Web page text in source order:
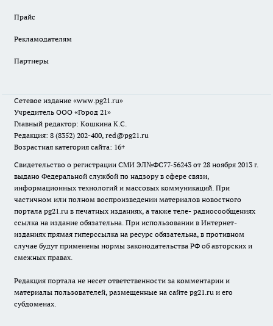
Прайс
Рекламодателям
Партнеры
Сетевое издание «www.pg21.ru»
Учредитель ООО «Город 21»
Главный редактор: Кошкина К.С.
Редакция: 8 (8352) 202-400, red@pg21.ru
Возрастная категория сайта: 16+
Свидетельство о регистрации СМИ ЭЛ№ФС77-56243 от 28 ноября 2013 г.
выдано Федеральной службой по надзору в сфере связи,
информационных технологий и массовых коммуникаций. При
частичном или полном воспроизведении материалов новостного
портала pg21.ru в печатных изданиях, а также теле- радиосообщениях
ссылка на издание обязательна. При использовании в Интернет-
изданиях прямая гиперссылка на ресурс обязательна, в противном
случае будут применены нормы законодательства РФ об авторских и
смежных правах.
Редакция портала не несет ответственности за комментарии и
материалы пользователей, размещенные на сайте pg21.ru и его
субдоменах.